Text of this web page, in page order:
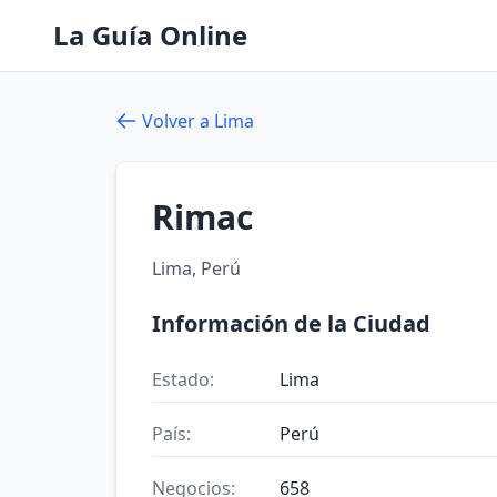
La Guía Online
Volver a Lima
Rimac
Lima, Perú
Información de la Ciudad
Estado: Lima
País: Perú
Negocios: 658